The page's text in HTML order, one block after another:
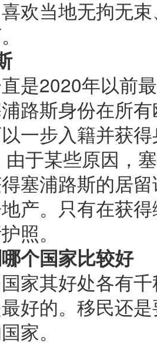
欢当地无拘无
是2020年以前
路斯身份在所
一步入籍并获
于某些原因，
塞浦路斯的居
产。只有在获
照。
个国家比较好
家其好处各有
好的。移民还
家。